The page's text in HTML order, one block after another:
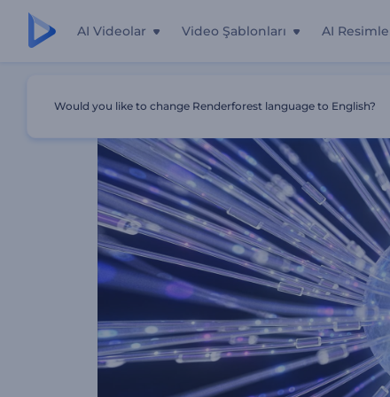
AI Videolar Video Şablonları AI
Would you like to change Renderforest language to English?